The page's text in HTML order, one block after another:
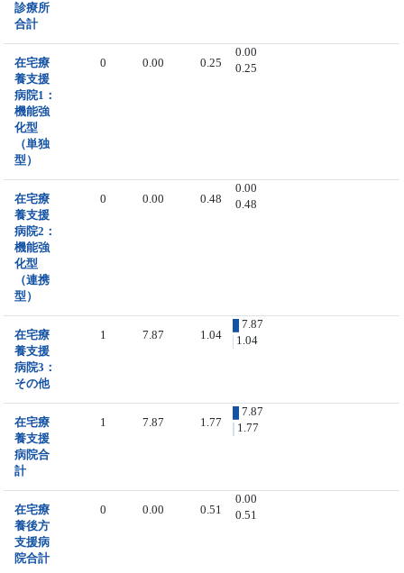
診療所
合計
在宅療
養支援
病院1：
機能強
化型
（単独
型）
0 0.00 0.25
0.00
0.25
在宅療
養支援
病院2：
機能強
化型
（連携
型）
0 0.00 0.48
0.00
0.48
在宅療
養支援
病院3：
その他
1 7.87 1.04
7.87
1.04
在宅療
養支援
病院合
計
1 7.87 1.77
7.87
1.77
在宅療
養後方
支援病
院合計
0 0.00 0.51
0.00
0.51